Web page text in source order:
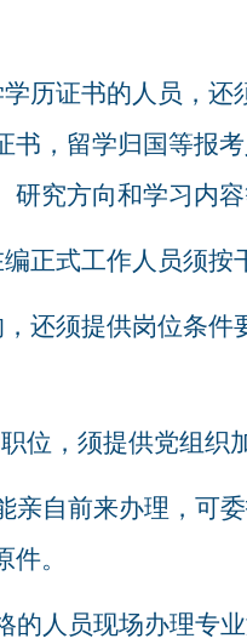
历证书的人员，
书，留学归国等报
研究方向和学习内
正式工作人员须
还须提供岗位条
位，须提供党组
亲自前来办理，可
。
的人员现场办理专